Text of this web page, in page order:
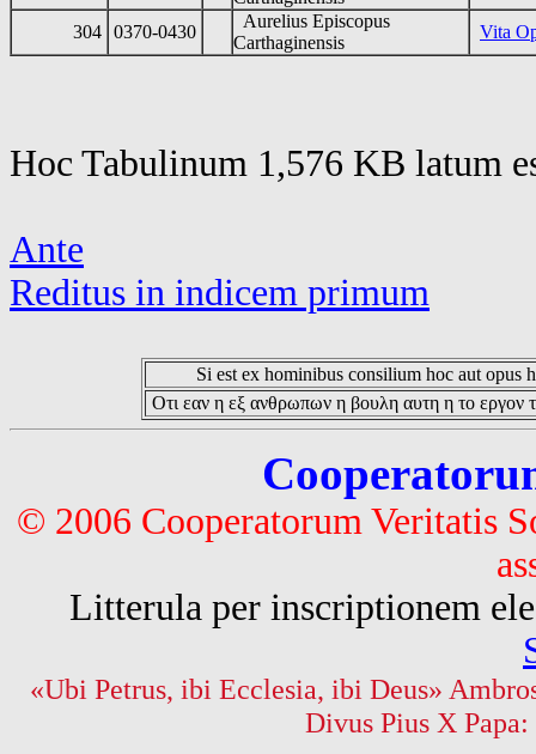
304 0370-0430
Aurelius Episcopus
Carthaginensis
Vita
Hoc Tabulinum 1,576 KB latum
Ante
Reditus in indicem primum
Si est ex hominibus consilium hoc aut opus
Οτι εαν η εξ ανθρωπων η βουλη αυτη η το εργον
© 2006 Cooperatorum Veritatis
Litterula per inscriptionem
«Ubi Petrus, ibi Ecclesia, ibi Deus»
Divus Pius X Papa: